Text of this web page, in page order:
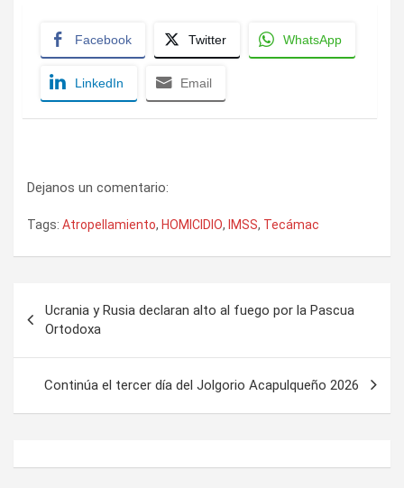
Facebook Twitter WhatsApp
LinkedIn Email
Dejanos un comentario:
Tags: Atropellamiento, HOMICIDIO, IMSS, Tecámac
de
entradas
Ucrania y Rusia declaran alto al fuego por la Pascua
Ortodoxa
Continúa el tercer día del Jolgorio Acapulqueño 2026